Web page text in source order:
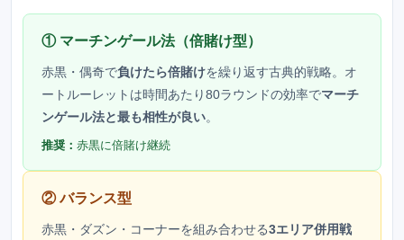
① マーチンゲール法（倍賭け型）
赤黒・偶奇で負けたら倍賭けを繰り返す古典的戦略。オ
ートルーレットは時間あたり80ラウンドの効率でマーチ
ンゲール法と最も相性が良い。
推奨： 赤黒に倍賭け継続
② バランス型
赤黒・ダズン・コーナーを組み合わせる3エリア併用戦